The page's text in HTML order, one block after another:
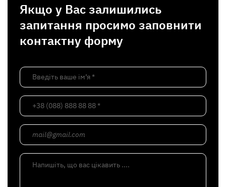
Якщо у Вас залишились
запитання просимо заповнити
контактну форму
Введіть ваше ім’я *
+38 (088) 888 88 88 *
mail@gmail.com
Напишіть, що вас цікавить ....